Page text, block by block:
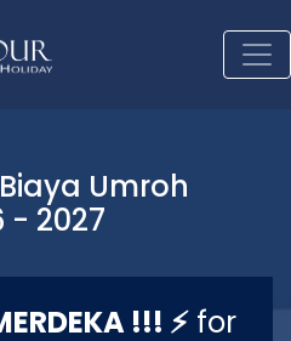
Umroh
- 2027
!!! ⚡for